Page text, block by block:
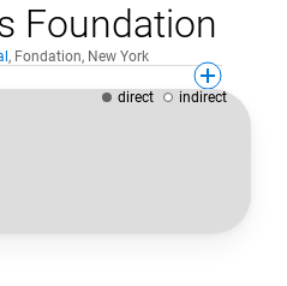
Foundation
, Fondation, New York
direct indirect